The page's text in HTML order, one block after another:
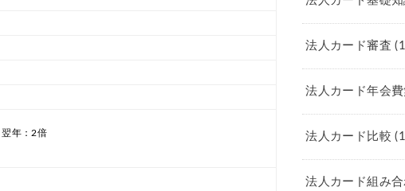
年：2倍
法人カード審査
法人カード年会
法人カード比較
法人カード組み